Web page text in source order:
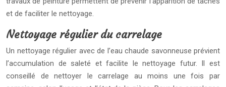
et de faciliter le nettoyage.
Nettoyage régulier du carrelage
Un nettoyage régulier avec de l’eau chaude savonneuse prévient
l’accumulation de saleté et facilite le nettoyage futur. Il est
conseillé de nettoyer le carrelage au moins une fois par